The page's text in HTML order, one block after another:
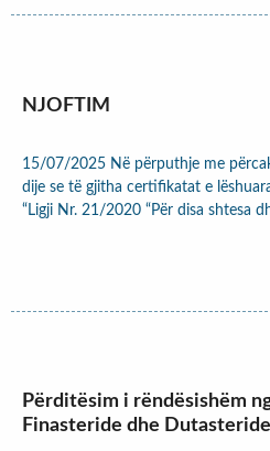
NJOFTIM
15/07/2025 Në përputhje me
dije se të gjitha certifikatat e
“Ligji Nr. 21/2020 “Për disa shtesa
Përditësim i rëndësishëm
Finasteride dhe Dutasteride